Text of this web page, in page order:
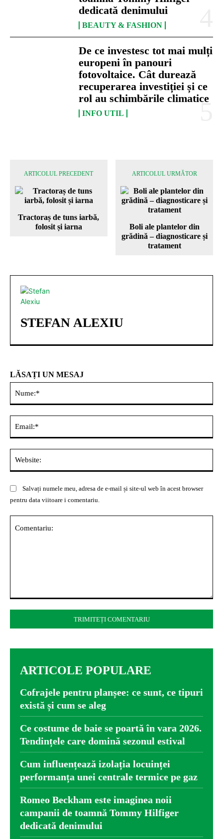
dedicată denimului
BEAUTY & FASHION
De ce investesc tot mai mulți
europeni în panouri
fotovoltaice. Cât durează
recuperarea investiției și ce
rol au schimbările climatice
INFO UTIL
ARTICOLUL PRECEDENT
Tractoraș de tuns iarbă,
folosit și iarna
ARTICOLUL URMĂTOR
Boli ale plantelor din
grădină – diagnosticare și
tratament
STEFAN ALEXIU
LĂSAȚI UN MESAJ
Salvați numele meu, adresa de e-mail și site-ul web în acest browser
pentru data viitoare i comentariu.
ARTICOLE POPULARE
Cofrajele pentru planșee: ce sunt, ce tipuri
există și cum se aleg
Ce costume de baie se poartă în vara 2026.
Tendințele care domină sezonul estival
Cum influențează izolația locuinței
performanța unei centrale termice pe gaz
Romeo Beckham este imaginea noii
campanii de toamnă Tommy Hilfiger
dedicată denimului